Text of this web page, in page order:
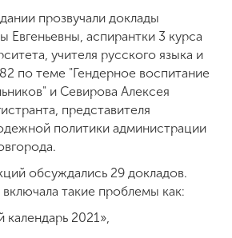
прозвучали доклады
Евгеньевны, аспирантки 3 курса
учителя русского языка и
по теме "Гендерное воспитание
и Севирова Алексея
представителя
политики администрации
обсуждались 29 докладов.
такие проблемы как:
календарь 2021»,